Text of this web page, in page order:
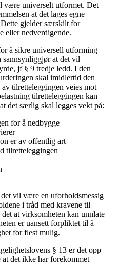
være universelt utformet. Det
at det lages egne
gjelder særskilt for
eller nedverdigende.
å sikre universell utforming
sannsynliggjør at det vil
jf § 9 tredje ledd. I den
skal imidlertid den
tilretteleggingen veies mot
tilretteleggingen kan
det særlig skal legges vekt på:
for å nedbygge
er av offentlig art
tilretteleggingen
vil være en uforholdsmessig
i tråd med kravene til
at virksomheten kan unnlate
er uansett forpliktet til å
for flest mulig.
§ 13 er det opp
det ikke har forekommet